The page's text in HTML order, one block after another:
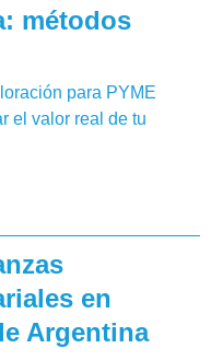
métodos
para PYME
el valor real de tu
en
Argentina